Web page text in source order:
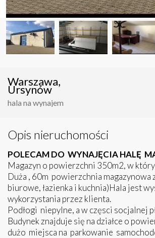
Warszawa,
Ursynów
hala na wynajem
Opis nieruchomości
POLECAM DO WYNAJĘCIA HALĘ
Magazyn o powierzchni 350m2, w
Duża , 60m powierzchnia
biurowe, łazienka i kuchnia)Hala jest
wykorzystania przez klienta.
Podłogi niepylne, a w częsci socjalnej
Budynek znajduje się na działce o
dużo miejsca na parkowanie